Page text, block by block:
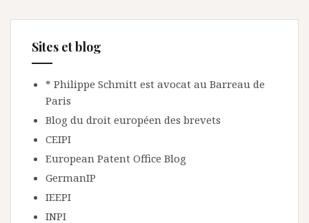
Sites et blog
* Philippe Schmitt est avocat au Barreau de
Paris
Blog du droit européen des brevets
CEIPI
European Patent Office Blog
GermanIP
IEEPI
INPI